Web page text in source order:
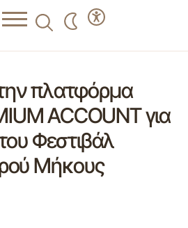
πλατφόρμα
ACCOUNT για
Φεστιβάλ
Μήκους